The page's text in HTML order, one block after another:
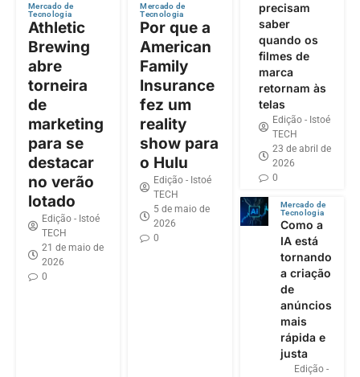
Mercado de
Tecnologia
Athletic
Brewing
abre
torneira
de
marketing
para se
destacar
no verão
lotado
Edição - Istoé
TECH
21 de maio de
2026
0
Mercado de
Tecnologia
Por que a
American
Family
Insurance
fez um
reality
show para
o Hulu
Edição - Istoé
TECH
5 de maio de
2026
0
precisam
saber
quando os
filmes de
marca
retornam às
telas
Edição - Istoé
TECH
23 de abril de
2026
0
Mercado de
Tecnologia
Como a
IA está
tornando
a criação
de
anúncios
mais
rápida e
justa
Edição -